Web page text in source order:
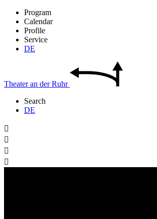
Program
Calendar
Profile
Service
DE
Theateran derRuhr
Search
DE



